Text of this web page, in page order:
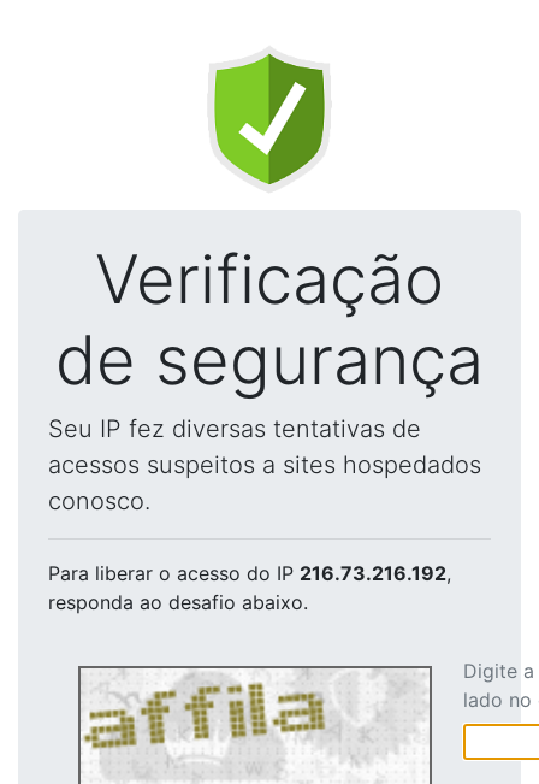
Verificação
de segurança
Seu IP fez diversas tentativas de
acessos suspeitos a sites hospedados
conosco.
Para liberar o acesso do IP 216.73.216.192,
responda ao desafio abaixo.
Digite
lado no